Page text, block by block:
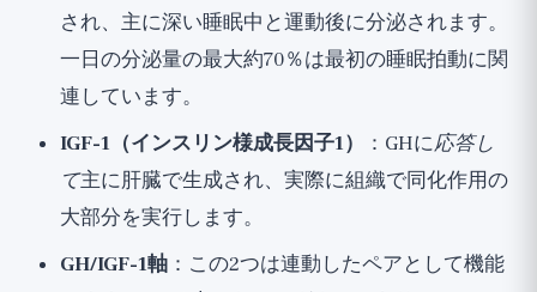
され、主に深い睡眠中と運動後に分泌されます。
一日の分泌量の最大約70％は最初の睡眠拍動に関
連しています。
IGF-1（インスリン様成長因子1）
：GHに応答し
て主に肝臓で生成され、実際に組織で同化作用の
大部分を実行します。
GH/IGF-1軸 ：この2つは連動したペアとして機能